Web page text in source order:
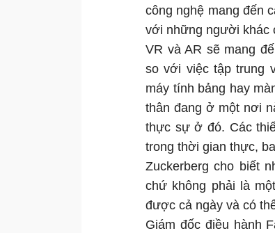
công nghệ mang đến
với những người khác
VR và AR sẽ mang
so với việc tập trung
máy tính bảng hay
thân đang ở một nơi
thực sự ở đó. Các
trong thời gian thực,
Zuckerberg cho biết
chứ không phải là
được cả ngày và có
Giám đốc điều hành